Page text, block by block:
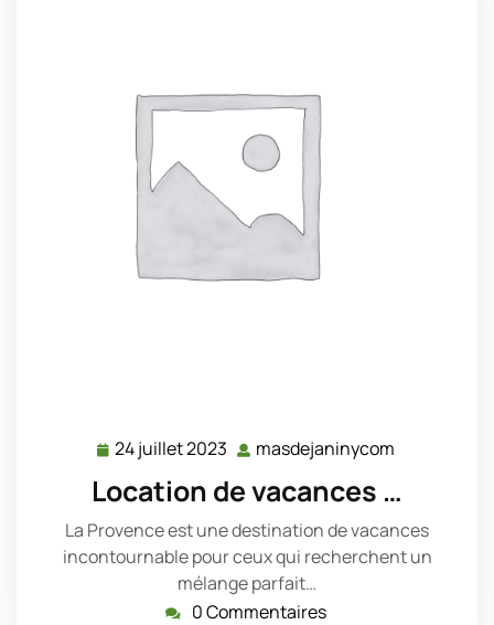
24 juillet 2023 24
2023
masdejaninycom
Location de vacances …
La Provence est une destination de vacances
incontournable pour ceux qui recherchent un
mélange parfait…
0 Commentaires